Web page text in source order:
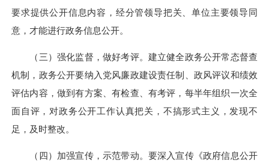
要求提供公开信息内容，经分管领导把关、单位主要领导同
意，才能进行政务信息公开。
（三）强化监督，做好考评。建立健全政务公开常态督查
机制，政务公开要纳入党风廉政建设责任制、政风评议和绩效
评估内容，做到有方案、有检查、有考评，每半年组织一次全
面自评，对政务公开工作认真把关，不搞形式主义，发现不
足，及时整改。
（四）加强宣传，示范带动。要深入宣传《政府信息公开